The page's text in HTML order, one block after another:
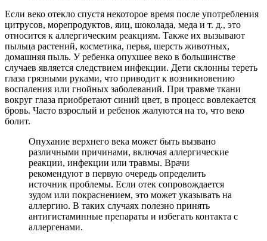
Если веко отекло спустя некоторое время после употребления
цитрусов, морепродуктов, яиц, шоколада, меда и т. д., это
относится к аллергическим реакциям. Также их вызывают
пыльца растений, косметика, перья, шерсть животных,
домашняя пыль. У ребенка опухшее веко в большинстве
случаев является следствием инфекции. Дети склонны тереть
глаза грязными руками, что приводит к возникновению
воспаления или гнойных заболеваний. При травме ткани
вокруг глаза приобретают синий цвет, в процесс вовлекается
бровь. Часто взрослый и ребенок жалуются на то, что веко
болит.
Опухание верхнего века может быть вызвано
различными причинами, включая аллергические
реакции, инфекции или травмы. Врачи
рекомендуют в первую очередь определить
источник проблемы. Если отек сопровождается
зудом или покраснением, это может указывать на
аллергию. В таких случаях полезно принять
антигистаминные препараты и избегать контакта с
аллергенами.